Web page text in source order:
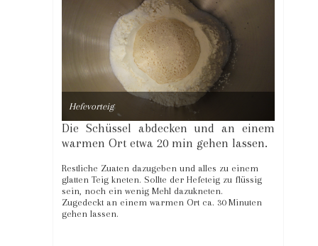
Hefevorteig
Die Schüssel abdecken und an einem
warmen Ort etwa 20 min gehen lassen.
Restliche Zuaten dazugeben und alles zu einem
glatten Teig kneten. Sollte der Hefeteig zu flüssig
sein, noch ein wenig Mehl dazukneten.
Zugedeckt an einem warmen Ort ca. 30 Minuten
gehen lassen.